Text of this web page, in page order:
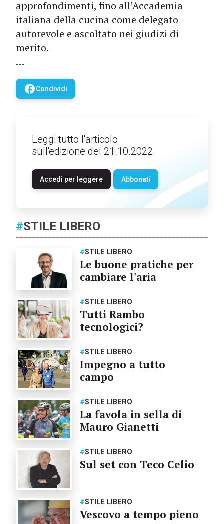
approfondimenti, fino all’Accademia
italiana della cucina come delegato
autorevole e ascoltato nei giudizi di
merito.
…
facebookCondividi
Leggi tutto l'articolo
sull'edizione del 21.10.2022
Accedi per leggere Abbonati
#STILE LIBERO
#STILE LIBERO
Le buone pratiche per
cambiare l'aria
#STILE LIBERO
Tutti Rambo
tecnologici?
#STILE LIBERO
Impegno a tutto
campo
#STILE LIBERO
La favola in sella di
Mauro Gianetti
#STILE LIBERO
Sul set con Teco Celio
#STILE LIBERO
Vescovo a tempo pieno